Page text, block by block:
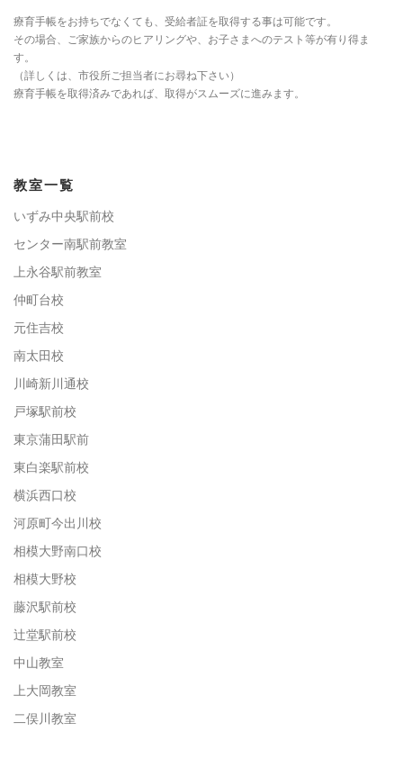
療育手帳をお持ちでなくても、受給者証を取得する事は可能です。
その場合、ご家族からのヒアリングや、お子さまへのテスト等が有り得ま
す。
（詳しくは、市役所ご担当者にお尋ね下さい）
療育手帳を取得済みであれば、取得がスムーズに進みます。
教室一覧
いずみ中央駅前校
センター南駅前教室
上永谷駅前教室
仲町台校
元住吉校
南太田校
川崎新川通校
戸塚駅前校
東京蒲田駅前
東白楽駅前校
横浜西口校
河原町今出川校
相模大野南口校
相模大野校
藤沢駅前校
辻堂駅前校
中山教室
上大岡教室
二俣川教室